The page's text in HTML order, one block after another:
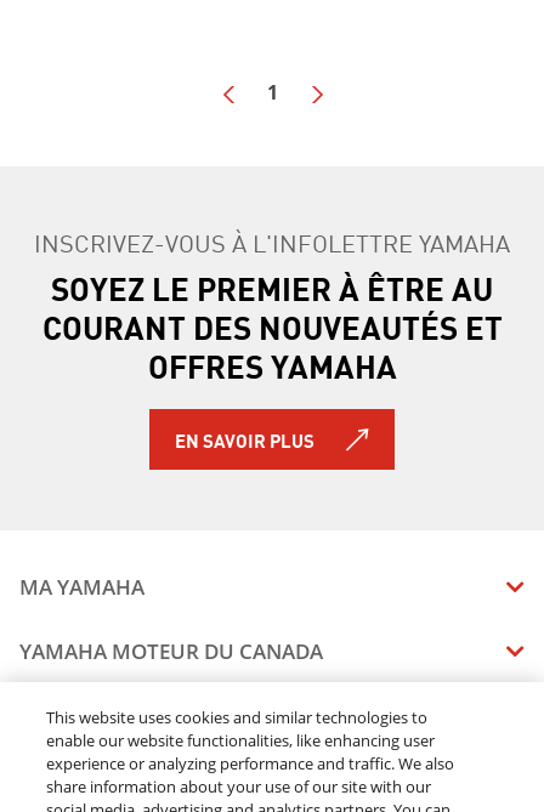
1
INSCRIVEZ-VOUS À L'INFOLETTRE YAMAHA
SOYEZ LE PREMIER À ÊTRE AU
COURANT DES NOUVEAUTÉS ET
OFFRES YAMAHA
EN SAVOIR PLUS
MA YAMAHA
MANUELS
ÉTAT DES RAPPELS DE VOTRE VÉHICULE
YAMAHA MOTEUR DU CANADA
CARRIERES
RESTONS DEHORS
CONCESSIONNAIRES
TROUVEZ UN CONCESSIONNAIRE
DEVENEZ CONCESSIONNAIRE
MENTIONS JURIDIQUES
This website uses cookies and similar technologies to
enable our website functionalities, like enhancing user
experience or analyzing performance and traffic. We also
share information about your use of our site with our